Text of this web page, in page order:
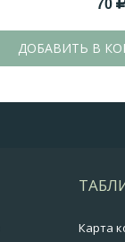
70
ДОБАВИТЬ В
Карта